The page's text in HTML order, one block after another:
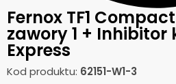
Fernox TF1
zawory 1 + Inhibitor
Express
Kod produktu: 62151-W1-3